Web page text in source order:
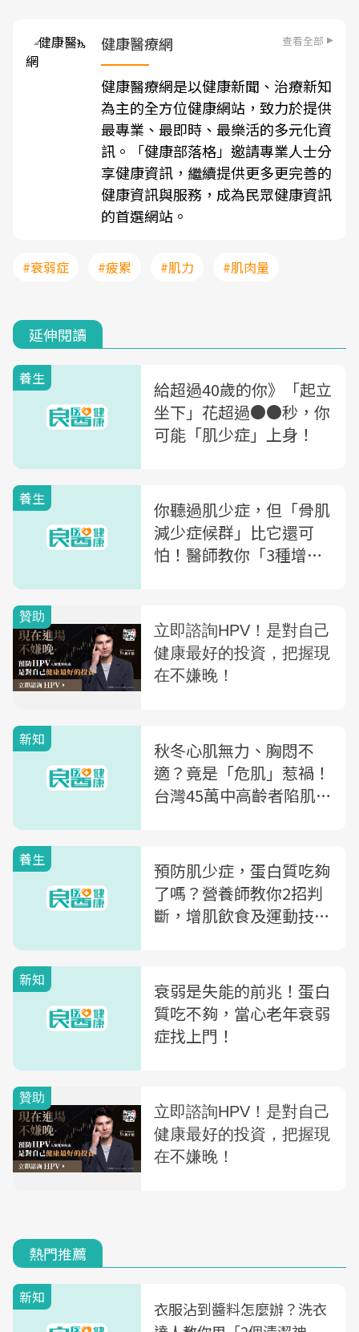
健康醫療網 查看全部
健康醫療網是以健康新聞、治療新知
為主的全方位健康網站，致力於提供
最專業、最即時、最樂活的多元化資
訊。「健康部落格」邀請專業人士分
享健康資訊，繼續提供更多更完善的
健康資訊與服務，成為民眾健康資訊
的首選網站。
#衰弱症 #疲累 #肌力 #肌肉量
延伸閱讀
養生
給超過40歲的你》「起立
坐下」花超過●●秒，你
可能「肌少症」上身！
養生
你聽過肌少症，但「骨肌
減少症候群」比它還可
怕！醫師教你「3種增肌
新知
秋冬心肌無力、胸悶不
適？竟是「危肌」惹禍！
台灣45萬中高齡者陷肌少
養生
預防肌少症，蛋白質吃夠
了嗎？營養師教你2招判
斷，增肌飲食及運動技巧
新知
衰弱是失能的前兆！蛋白
質吃不夠，當心老年衰弱
症找上門！
熱門推薦
新知
衣服沾到醬料怎麼辦？洗衣